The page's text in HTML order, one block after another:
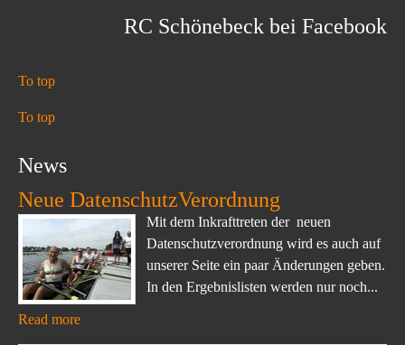
RC Schönebeck bei Facebook
To top
To top
News
Neue DatenschutzVerordnung
Mit dem Inkrafttreten der neuen
Datenschutzverordnung wird es auch auf
unserer Seite ein paar Änderungen geben.
In den Ergebnislisten werden nur noch...
Read more